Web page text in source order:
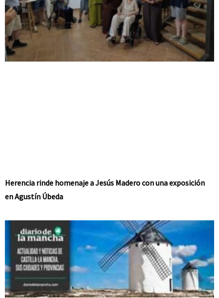
Herencia rinde homenaje a Jesús Madero con una exposición
en Agustín Úbeda